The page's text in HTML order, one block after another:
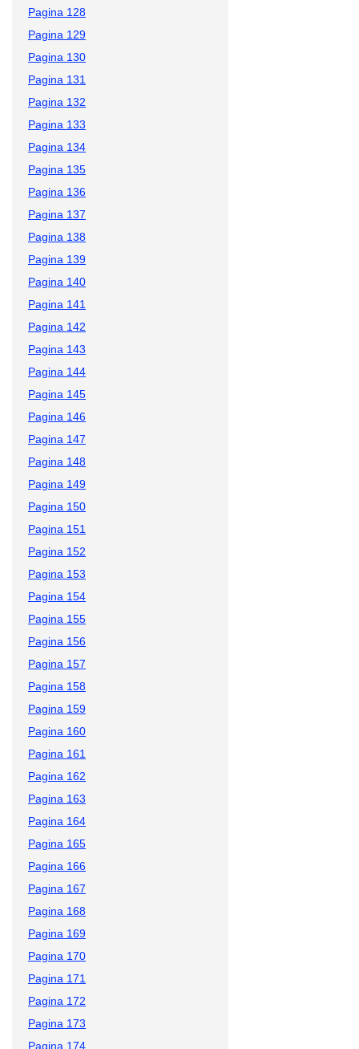
Pagina 128
Pagina 129
Pagina 130
Pagina 131
Pagina 132
Pagina 133
Pagina 134
Pagina 135
Pagina 136
Pagina 137
Pagina 138
Pagina 139
Pagina 140
Pagina 141
Pagina 142
Pagina 143
Pagina 144
Pagina 145
Pagina 146
Pagina 147
Pagina 148
Pagina 149
Pagina 150
Pagina 151
Pagina 152
Pagina 153
Pagina 154
Pagina 155
Pagina 156
Pagina 157
Pagina 158
Pagina 159
Pagina 160
Pagina 161
Pagina 162
Pagina 163
Pagina 164
Pagina 165
Pagina 166
Pagina 167
Pagina 168
Pagina 169
Pagina 170
Pagina 171
Pagina 172
Pagina 173
Pagina 174